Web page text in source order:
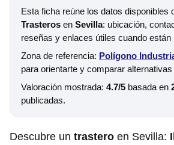
Esta ficha reúne los datos disponibles
Trasteros en Sevilla: ubicación,
reseñas y enlaces útiles cuando están
Zona de referencia: Polígono
para orientarte y comparar
Valoración mostrada: 4.7/5 basada en
publicadas.
Descubre un trastero en Sevilla: